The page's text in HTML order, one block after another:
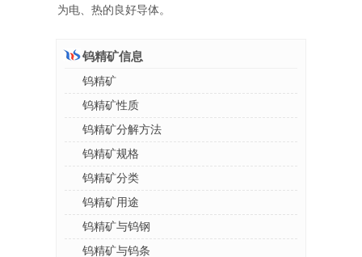
为电、热的良好导体。
钨精矿信息
钨精矿
钨精矿性质
钨精矿分解方法
钨精矿规格
钨精矿分类
钨精矿用途
钨精矿与钨钢
钨精矿与钨条